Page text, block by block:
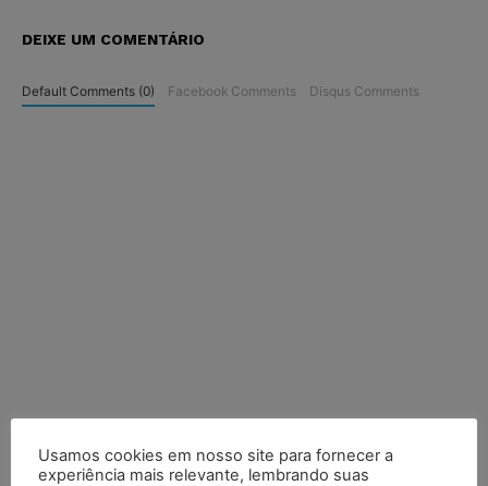
DEIXE UM COMENTÁRIO
Default Comments (0) Facebook Comments Disqus Comments
Usamos cookies em nosso site para fornecer a
experiência mais relevante, lembrando suas